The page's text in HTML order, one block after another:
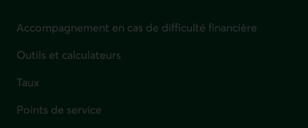
Accompagnement en cas de difficulté financière
Outils et calculateurs
Taux
Points de service